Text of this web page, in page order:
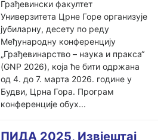
Грађевински факултет
Универзитета Црне Горе организује
јубиларну, десету по реду
Међународну конференцију
„Грађевинарство – наука и пракса“
(GNP 2026), која ће бити одржана
од 4. до 7. марта 2026. године у
Будви, Црна Гора. Програм
конференције обух...
ПИДА 2025, Извјештај